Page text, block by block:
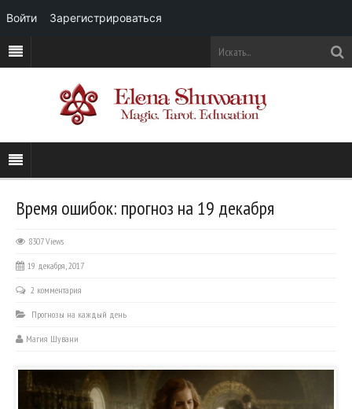
Время ошибок: прогноз на 19 декабря
8307 Views
19 декабря, 2017
2 комментария
Прогнозы на каждый день
Магия Шувани
Войти Зарегистрироваться